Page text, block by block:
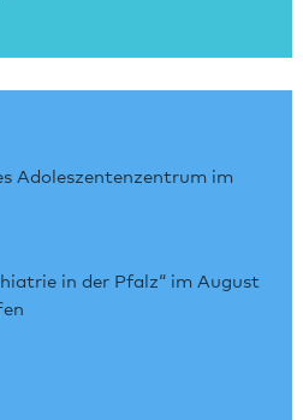
Adoleszentenzentrum im
in der Pfalz“ im August